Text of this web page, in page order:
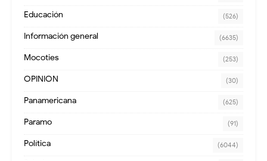
Educación (526)
Información general (6635)
Mocoties (253)
OPINION (30)
Panamericana (625)
Paramo (91)
Política (6044)